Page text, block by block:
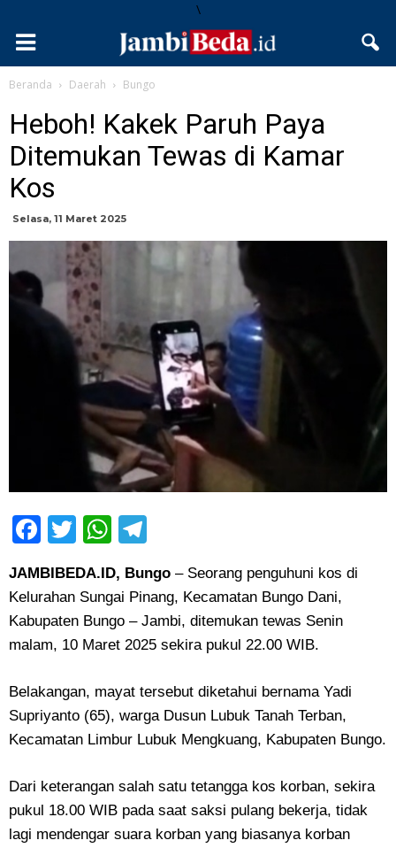
\
Beranda Daerah Bungo
Heboh! Kakek Paruh Paya
Ditemukan Tewas di Kamar
Kos
Selasa, 11 Maret 2025
Facebook
TwitterWhatsApp
JAMBIBEDA.ID, Bungo – Seorang penguhuni kos di
Kelurahan Sungai Pinang, Kecamatan Bungo Dani,
Kabupaten Bungo – Jambi, ditemukan tewas Senin
malam, 10 Maret 2025 sekira pukul 22.00 WIB.
Belakangan, mayat tersebut diketahui bernama Yadi
Supriyanto (65), warga Dusun Lubuk Tanah Terban,
Kecamatan Limbur Lubuk Mengkuang, Kabupaten Bungo.
Dari keterangan salah satu tetangga kos korban, sekira
pukul 18.00 WIB pada saat saksi pulang bekerja, tidak
lagi mendengar suara korban yang biasanya korban